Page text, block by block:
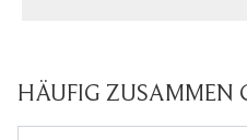
HÄUFIG ZUSAMMEN